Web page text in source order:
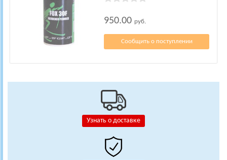
Узнать о доставке
950.00 руб.
Сообщить о поступлении